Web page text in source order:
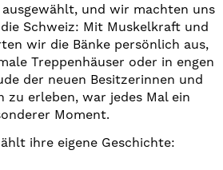
und wir machten uns
Schweiz: Mit Muskelkraft und
wir die Bänke persönlich aus,
Treppenhäuser oder in engen
der neuen Besitzerinnen und
zu erleben, war jedes Mal ein
Moment.
ihre eigene Geschichte: